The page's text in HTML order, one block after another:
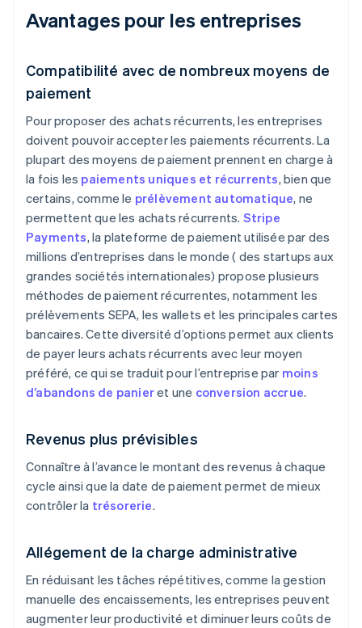
Avantages pour les entreprises
Compatibilité avec de nombreux moyens de
paiement
Pour proposer des achats récurrents, les entreprises
doivent pouvoir accepter les paiements récurrents. La
plupart des moyens de paiement prennent en charge à
la fois les paiements uniques et récurrents, bien que
certains, comme le prélèvement automatique, ne
permettent que les achats récurrents. Stripe
Payments, la plateforme de paiement utilisée par des
millions d’entreprises dans le monde ( des startups aux
grandes sociétés internationales) propose plusieurs
méthodes de paiement récurrentes, notamment les
prélèvements SEPA, les wallets et les principales cartes
bancaires. Cette diversité d’options permet aux clients
de payer leurs achats récurrents avec leur moyen
préféré, ce qui se traduit pour l’entreprise par moins
d’abandons de panieret une conversion accrue.
Revenus plus prévisibles
Connaître à l’avance le montant des revenus à chaque
cycle ainsi que la date de paiement permet de mieux
contrôler la trésorerie.
Allégement de la charge administrative
En réduisant les tâches répétitives, comme la gestion
manuelle des encaissements, les entreprises peuvent
augmenter leur productivité et diminuer leurs coûts de